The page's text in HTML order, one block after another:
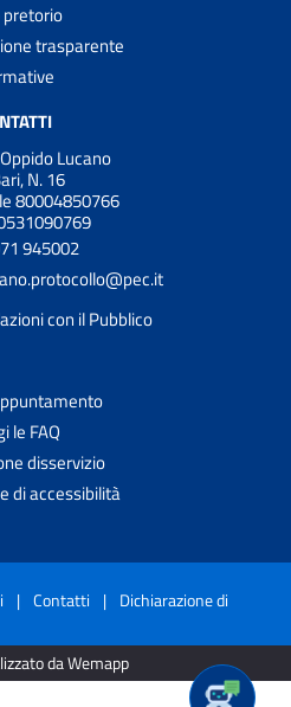
trasparente
Lucano
N. 16
80004850766
945002
con il Pubblico
le FAQ
disservizio
di accessibilità
| Contatti | Dichiarazione di
da Wemapp